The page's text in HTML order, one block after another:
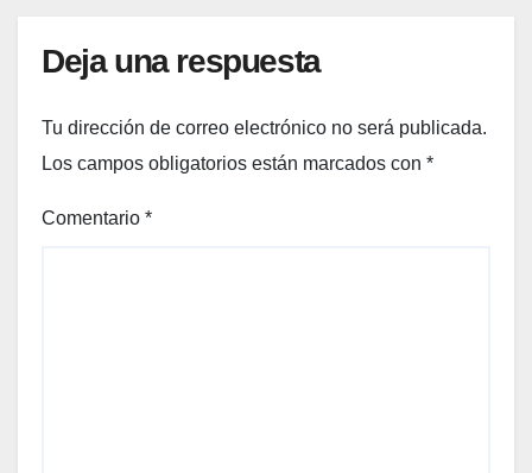
Deja una respuesta
Tu dirección de correo electrónico no será publicada.
Los campos obligatorios están marcados con *
Comentario *